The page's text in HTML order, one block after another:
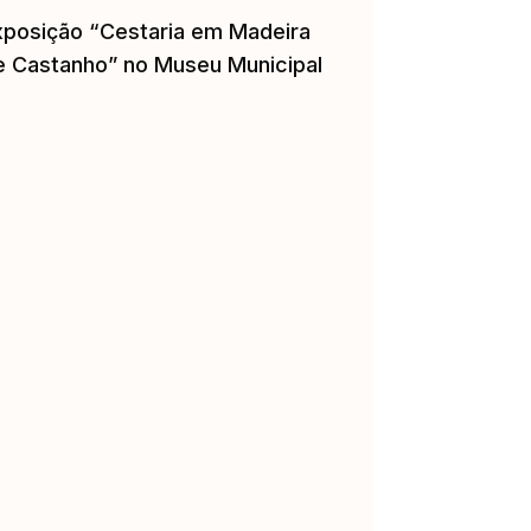
“Cestaria em Madeira
Castanho” no Museu Municipal